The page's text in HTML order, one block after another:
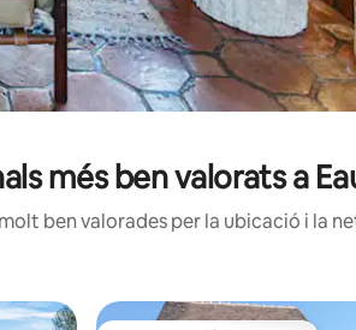
més ben valorats a
ben valorades per la ubicació i la